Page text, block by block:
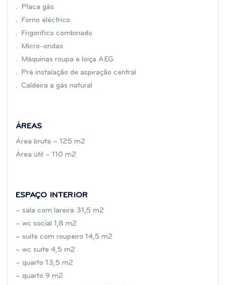
. Placa gás
. Forno eléctrico
. Frigorifico combinado
. Micro-ondas
. Máquinas roupa e loiça AEG
. Pré instalação de aspiração central
. Caldeira a gás natural
ÁREAS
Área bruta – 125 m2
Área útil – 110 m2
ESPAÇO INTERIOR
– sala com lareira 31,5 m2
– wc social 1,8 m2
– suite com roupeiro 14,5 m2
– wc suite 4,5 m2
– quarto 13,5 m2
– quarto 9 m2